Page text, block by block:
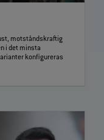
motståndskraftig
i det minsta
konfigureras